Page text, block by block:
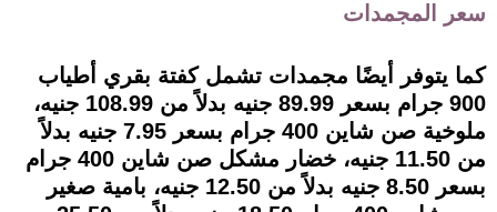
سعر المجمدات
كما يتوفر أيضًا مجمدات تشمل كفتة بقري أطياب
900 جرام بسعر 89.99 جنيه بدلاً من 108.99 جنيه،
ملوخية صن شاين 400 جرام بسعر 7.95 جنيه بدلاً
من 11.50 جنيه، خضار مشكل صن شاين 400 جرام
بسعر 8.50 جنيه بدلاً من 12.50 جنيه، بامية صغير